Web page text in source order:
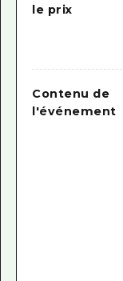
le prix
Contenu de
l'événement